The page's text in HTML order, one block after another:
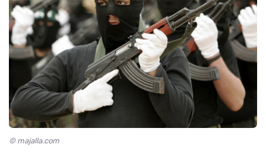
© majalla.com